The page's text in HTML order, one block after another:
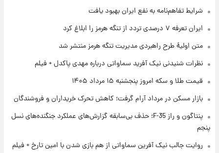
۱ روز پیش
۱ روز پیش
سود مشارکت چند درصد است؟
شرایط تفاهم‌نامه به نفع ایران بهبود یافت
ایران تعرفه ۷ درصدی تردد از تنگه هرمز را ابلاغ کرد
متن اولیۀ طرح راهبردی مدیریت تنگه هرمز منتشر شد
نظرات شنیدنی نیک آفرید سماواتی درباره مهدی پاکدل + فیلم
قیمت طلا و سکه امروز پنجشنبه ۱۵ مرداد ۱۴۰۵
بازار مسکن در مرداد آرام گرفت؛ کاهش تحرک خریداران و فروشندگان
پنتاگون و راز F-35؛ حذف بی‌سابقه گزارش‌های عملکرد جنگنده‌های نسل
پنجم
روایت جالب نیک آفرین سماواتی از هم بازی شدن با امین تارخ + فیلم